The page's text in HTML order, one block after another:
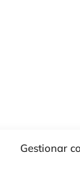
Gestionar